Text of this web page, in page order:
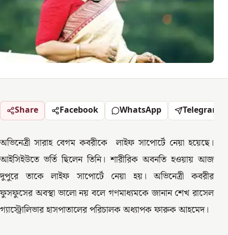
Share Facebook WhatsApp Telegram
অভিনেত্রী সারাহ বেগম কবরীকে লাইফ সাপোর্টে নেয়া হয়েছে।
আইসিইউতে ভর্তি ছিলেন তিনি। শারীরিক অবনতি হওয়ায় আজ
দুপুরে তাকে লাইফ সাপোর্টে নেয়া হয়। অভিনেত্রী কবরীর
ফুসফুসের অবস্থা ভালো নয় বলে গণমাধ্যমকে জানান শেখ রাসেল
গ্যাস্ট্রোলিভার হাসপাতালের পরিচালক অধ্যাপক ফারুক আহমেদ।